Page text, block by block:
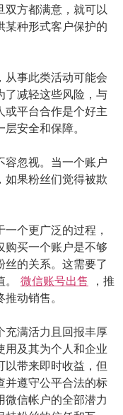
双方都满意，就可以
某种形式客户保护的
从事此类活动可能会
了减轻这些风险，与
或平台合作是个好主
安全和保障。
容忽视。当一个账户
如果粉丝们觉得被欺
个更广泛的过程，
购买一个账户是不够
丝的关系。这需要了
微信账号出售 ，推
动销售。
充满活力且回报丰厚
用及其为个人和企业
以带来即时收益，但
并遵守公平合法的标
微信帐户的全部潜力